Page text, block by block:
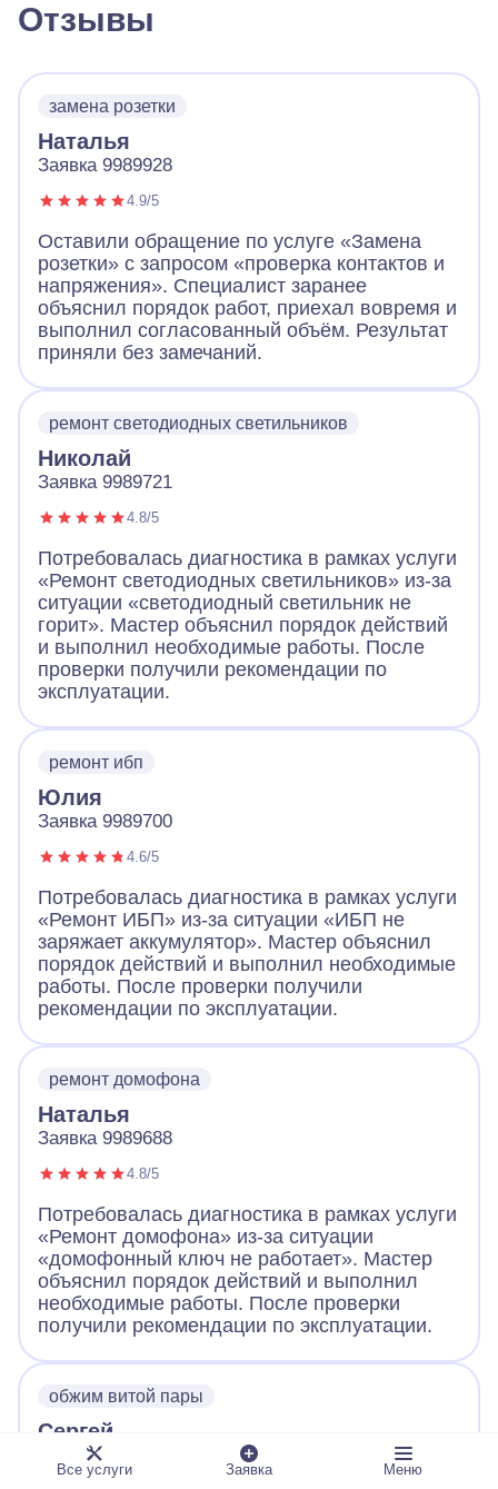
Отзывы
замена розетки
Наталья
Заявка 9989928
4.9/5
Оставили обращение по услуге «Замена
розетки» с запросом «проверка контактов и
напряжения». Специалист заранее
объяснил порядок работ, приехал вовремя и
выполнил согласованный объём. Результат
приняли без замечаний.
ремонт светодиодных светильников
Николай
Заявка 9989721
4.8/5
Потребовалась диагностика в рамках услуги
«Ремонт светодиодных светильников» из-за
ситуации «светодиодный светильник не
горит». Мастер объяснил порядок действий
и выполнил необходимые работы. После
проверки получили рекомендации по
эксплуатации.
ремонт ибп
Юлия
Заявка 9989700
4.6/5
Потребовалась диагностика в рамках услуги
«Ремонт ИБП» из-за ситуации «ИБП не
заряжает аккумулятор». Мастер объяснил
порядок действий и выполнил необходимые
работы. После проверки получили
рекомендации по эксплуатации.
ремонт домофона
Наталья
Заявка 9989688
4.8/5
Потребовалась диагностика в рамках услуги
«Ремонт домофона» из-за ситуации
«домофонный ключ не работает». Мастер
объяснил порядок действий и выполнил
необходимые работы. После проверки
получили рекомендации по эксплуатации.
обжим витой пары
Сергей
Заявка 9989661
Все услуги Заявка Меню